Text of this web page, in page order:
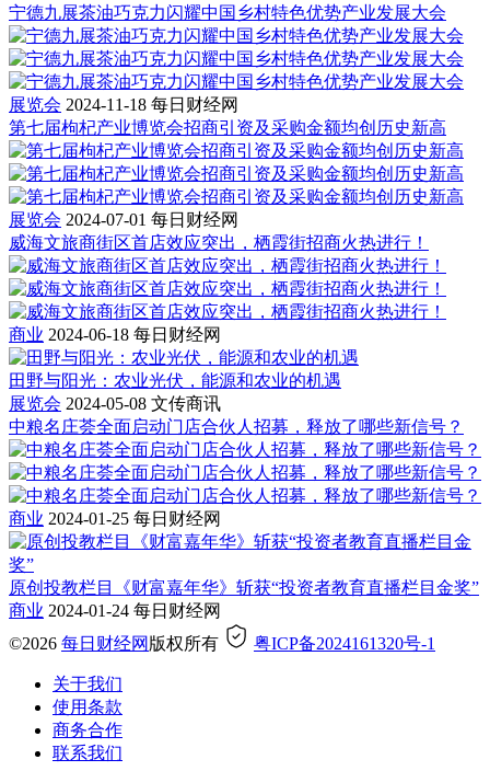
宁德九展茶油巧克力闪耀中国乡村特色优势产业发展大会
展览会 2024-11-18 每日财经网
第七届枸杞产业博览会招商引资及采购金额均创历史新高
展览会 2024-07-01 每日财经网
威海文旅商街区首店效应突出，栖霞街招商火热进行！
商业 2024-06-18 每日财经网
田野与阳光：农业光伏，能源和农业的机遇
展览会 2024-05-08 文传商讯
中粮名庄荟全面启动门店合伙人招募，释放了哪些新信号？
商业 2024-01-25 每日财经网
原创投教栏目《财富嘉年华》斩获“投资者教育直播栏目金奖”
商业 2024-01-24 每日财经网
©2026 每日财经网 版权所有 粤ICP备2024161320号-1
关于我们
使用条款
商务合作
联系我们